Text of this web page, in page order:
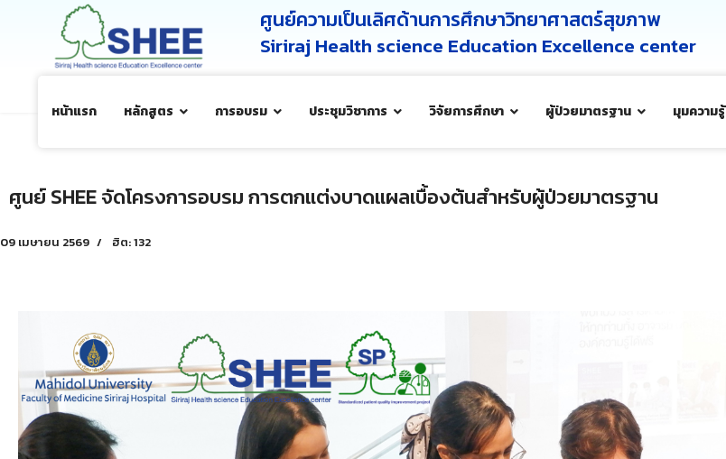
ศูนย์ความเป็นเลิศด้านการศึกษาวิทยาศาสตร์สุขภาพ
Siriraj Health science Education Excellence center
หน้าแรก หลักสูตร การอบรม ประชุมวิชาการ วิจัยการศึกษา ผู้ป่วยมาตรฐาน มุมความรู้
ศูนย์ SHEE จัดโครงการอบรม การตกแต่งบาดแผลเบื้องต้นสำหรับผู้ป่วยมาตรฐาน
09 เมษายน 2569 ฮิต: 132